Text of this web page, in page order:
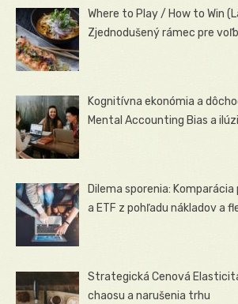
Where to Play / How to Win
Zjednodušený rámec pre
Kognitívna ekonómia a
Mental Accounting Bias a
Dilema sporenia:
a ETF z pohľadu nákladov a
Strategická Cenová
chaosu a narušenia trhu